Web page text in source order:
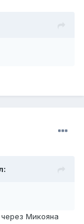
Микояна